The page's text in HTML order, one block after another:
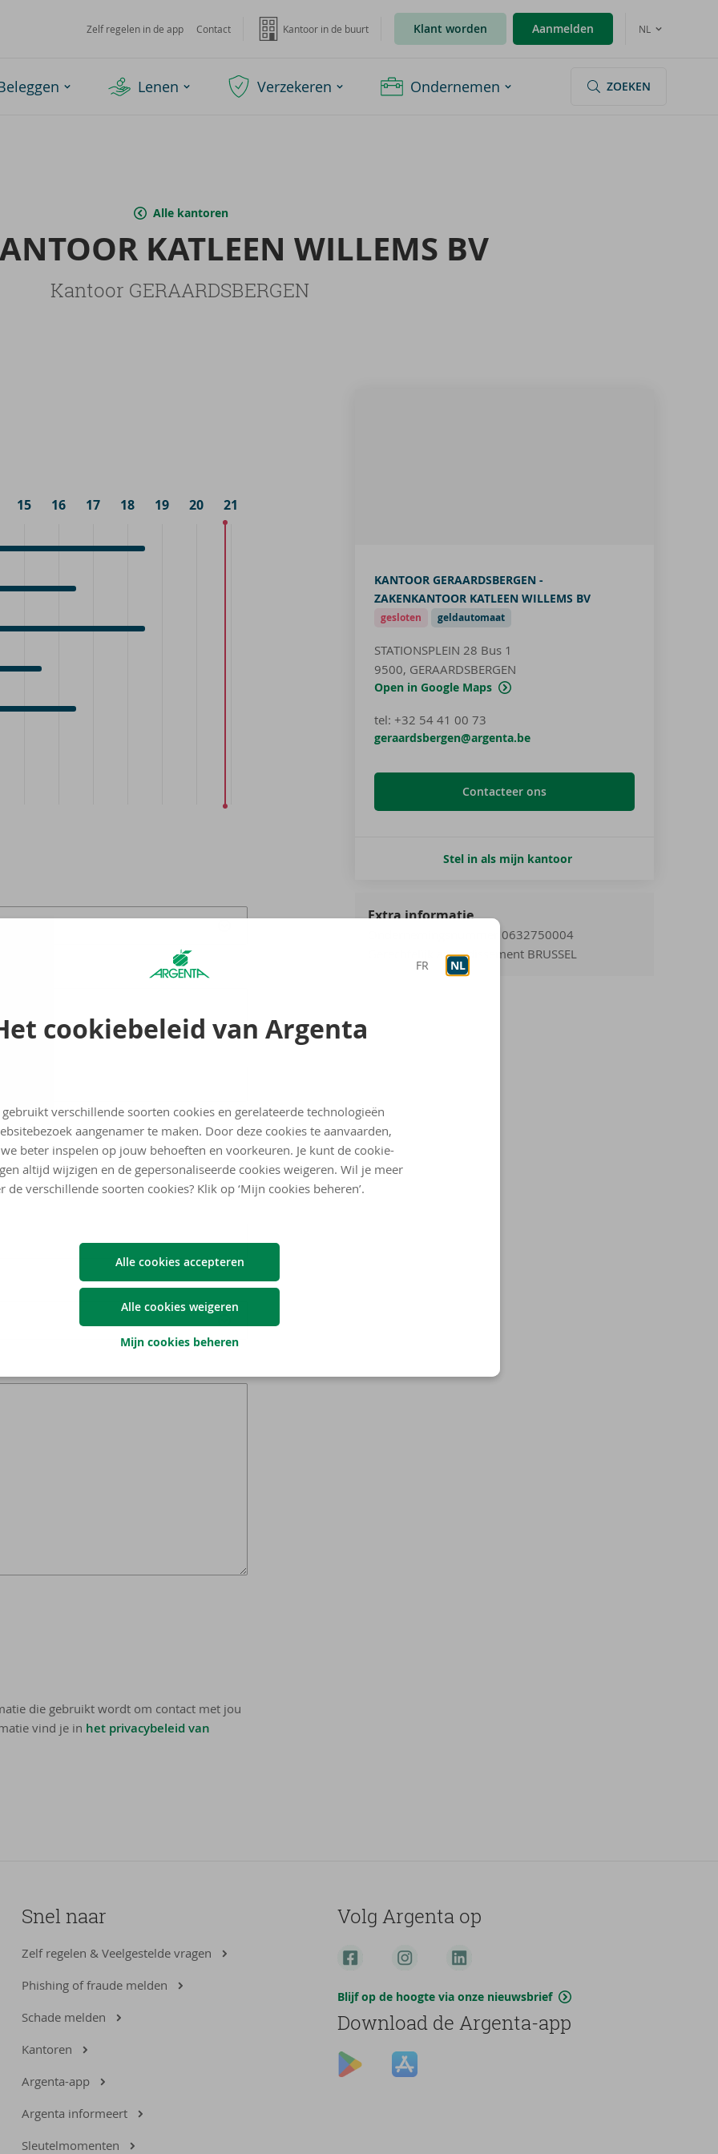
FR NL
cookiebeleid van Argenta
verschillende soorten cookies en gerelateerde technologieën
aangenamer te maken. Door deze cookies te aanvaarden,
beter inspelen op jouw behoeften en voorkeuren. Je kunt de cookie-
altijd wijzigen en de gepersonaliseerde cookies weigeren. Wil je meer
de verschillende soorten cookies? Klik op ‘Mijn cookies beheren’.
Alle cookies accepteren
Alle cookies weigeren
Mijn cookies beheren
Zelf regelen in de app Contact Kantoor in de buurt Klant worden Aanmelden NL
Lenen Verzekeren Ondernemen ZOEKEN
Alle kantoren
KAT­LEEN WIL­LEMS BV
Kantoor GERAARDSBERGEN
15 16 17 18 19 20 21
die gebruikt wordt om contact met jou
vind je in het privacybeleid van
KANTOOR GERAARDSBERGEN -
ZAKENKANTOOR KATLEEN WILLEMS BV
gesloten geldautomaat
STATIONSPLEIN 28 Bus 1
9500, GERAARDSBERGEN
Open in Google Maps
tel: +32 54 41 00 73
geraardsbergen@argenta.be
Contacteer ons
Stel in als mijn kantoor
Extra informatie
Ondernemingsnummer 0632750004
Gerechtelijk arrondissement BRUSSEL
Snel naar
Zelf regelen & Veelgestelde vragen
Phishing of fraude melden
Schade melden
Kantoren
Argenta-app
Argenta informeert
Sleutelmomenten
Volg Argenta op
Blijf op de hoogte via onze nieuwsbrief
Download de Argenta-app